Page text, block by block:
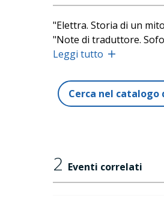
"Elettra. Storia di un
"Note di traduttore.
Leggi tutto
Cerca nel
2 Eventi correlati